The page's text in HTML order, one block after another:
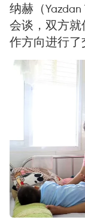
纳赫（
会谈，双方
作方向进行了